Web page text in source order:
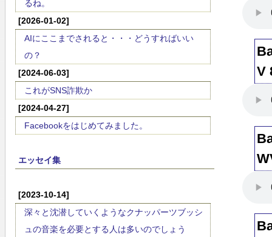
るね。
[2026-01-02]
AIにここまでされると・・・どうすればいい
の？
[2024-06-03]
これがSNS詐欺か
[2024-04-27]
Facebookをはじめてみました。
エッセイ集
[2023-10-14]
深々と沈潜していくようなクナッパーツブッシ
ュの音楽を必要とする人は多いのでしょう
V